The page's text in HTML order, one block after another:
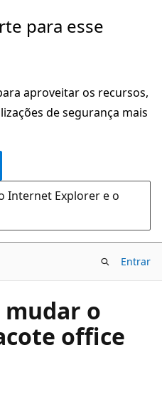
para esse
aproveitar os recursos,
de segurança mais
Internet Explorer e o
Entrar
mudar o
office